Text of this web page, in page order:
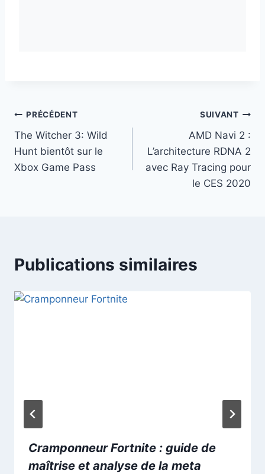
Navigation
de
l’article
PRÉCÉDENT
The Witcher 3: Wild
Hunt bientôt sur le
Xbox Game Pass
SUIVANT
AMD Navi 2 :
L’architecture RDNA 2
avec Ray Tracing pour
le CES 2020
Publications similaires
Cramponneur Fortnite : guide de
maîtrise et analyse de la meta